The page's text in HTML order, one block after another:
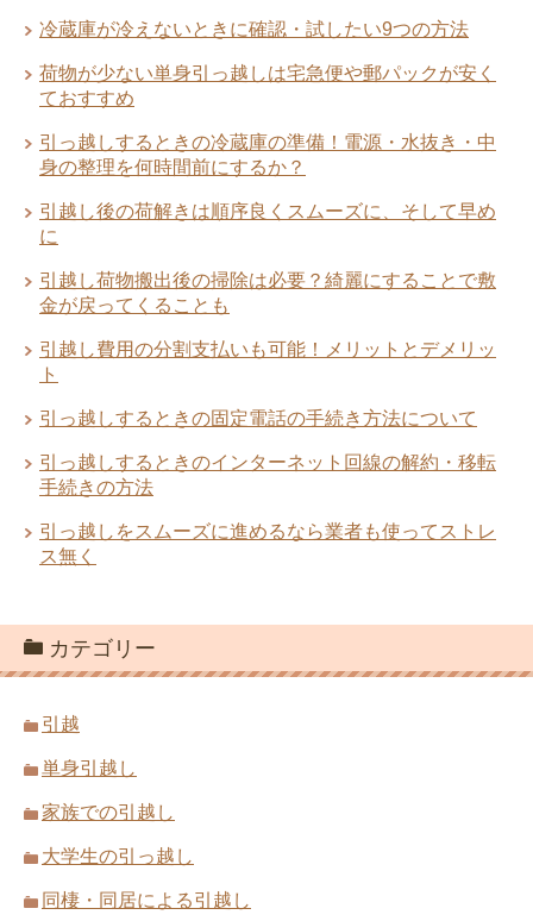
単身での自力で引越しは楽だけど失敗
法について
引越し業者からの請求書に追加料金が発
生したケースと防ぐ方法
障！防ぐための方法は？
5つのポイント
くらかかった？安くする方法は？
引っ越し後の挨拶時に言う必要のある言
わる！単身パック料金比較
冷蔵庫が冷えないときに確認・試したい9つの方法
荷物が少ない単身引っ越しは宅急便や郵パックが安く
ておすすめ
引っ越しするときの冷蔵庫の準備！電源・水抜き・中
身の整理を何時間前にするか？
引越し後の荷解きは順序良くスムーズに、そして早め
に
引越し荷物搬出後の掃除は必要？綺麗にすることで敷
金が戻ってくることも
引越し費用の分割支払いも可能！メリットとデメリッ
ト
引っ越しするときの固定電話の手続き方法について
引っ越しするときのインターネット回線の解約・移転
手続きの方法
引っ越しをスムーズに進めるなら業者も使ってストレ
ス無く
カテゴリー
引越
単身引越し
家族での引越し
大学生の引っ越し
同棲・同居による引越し